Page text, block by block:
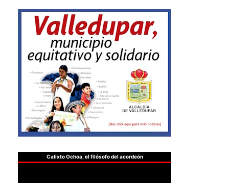
Calixto Ochoa, el filósofo del acordeón